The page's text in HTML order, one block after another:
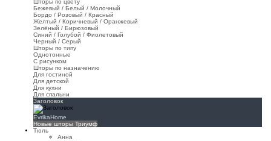
Шторы по цвету
Бежевый / Белый / Молочный
Бордо / Розовый / Красный
Желтый / Коричневый / Оранжевый
Зелёный / Бирюзовый
Синий / Голубой / Фиолетовый
Черный / Серый
Шторы по типу
Однотонные
С рисунком
Шторы по назначению
Для гостиной
Для детской
Для кухни
Для спальни
Заголовок
EvrikaHome
Новые шторы Триумф
Тюль
Анна